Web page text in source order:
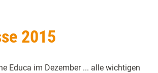
2015
Educa im Dezember ... alle wichtigen